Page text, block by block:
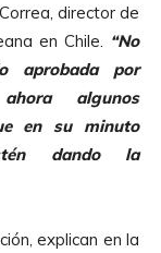
director de
en Chile.
“No
aprobada por
algunos
en su minuto
dando la
explican en la